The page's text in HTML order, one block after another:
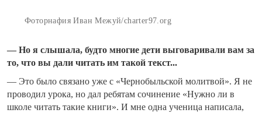
Фоторнафия Иван Межуй/charter97.org
— Но я слышала, будто многие дети выговаривали вам за
то, что вы дали читать им такой текст...
— Это было связано уже с «Чернобыльской молитвой». Я не
проводил урока, но дал ребятам сочинение «Нужно ли в
школе читать такие книги». И мне одна ученица написала,